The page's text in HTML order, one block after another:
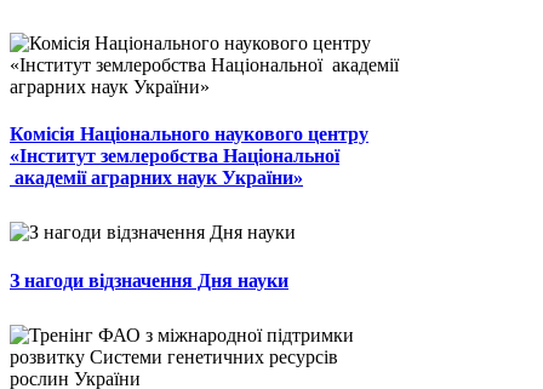
Комісія Національного наукового центру
«Інститут землеробства Національної
академії аграрних наук України»
З нагоди відзначення Дня науки